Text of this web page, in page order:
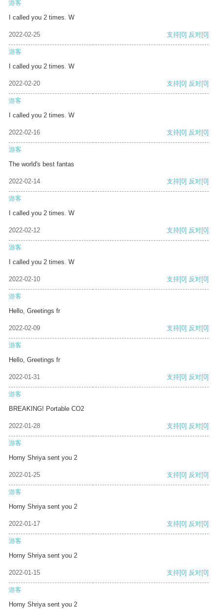
游客
I called you 2 times. W
2022-02-25 支持[0] 反对[0]
游客
I called you 2 times. W
2022-02-20 支持[0] 反对[0]
游客
I called you 2 times. W
2022-02-16 支持[0] 反对[0]
游客
The world's best fantas
2022-02-14 支持[0] 反对[0]
游客
I called you 2 times. W
2022-02-12 支持[0] 反对[0]
游客
I called you 2 times. W
2022-02-10 支持[0] 反对[0]
游客
Hello, Greetings fr
2022-02-09 支持[0] 反对[0]
游客
Hello, Greetings fr
2022-01-31 支持[0] 反对[0]
游客
BREAKING! Portable CO2
2022-01-28 支持[0] 反对[0]
游客
Horny Shriya sent you 2
2022-01-25 支持[0] 反对[0]
游客
Horny Shriya sent you 2
2022-01-17 支持[0] 反对[0]
游客
Horny Shriya sent you 2
2022-01-15 支持[0] 反对[0]
游客
Horny Shriya sent you 2